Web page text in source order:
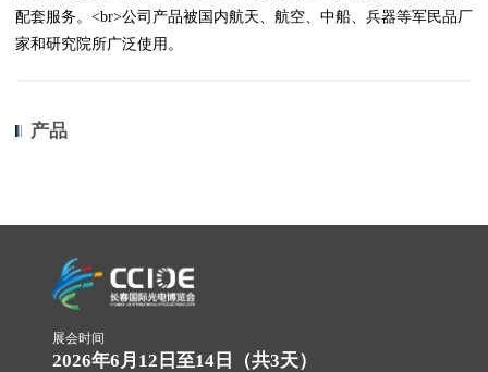
配套服务。<br>公司产品被国内航天、航空、中船、兵器等军民品厂
家和研究院所广泛使用。
产品
展会时间
2026年6月12日至14日（共3天）